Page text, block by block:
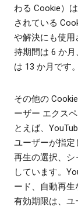
わる Cookie）
されている
や解決にも使用
持期間は 6 か月
は 13 か月です。
その他の
ーザー エクス
とえば、
ユーザーが指定
再生の選択、
しています。
ード、自動再
有効期限は、